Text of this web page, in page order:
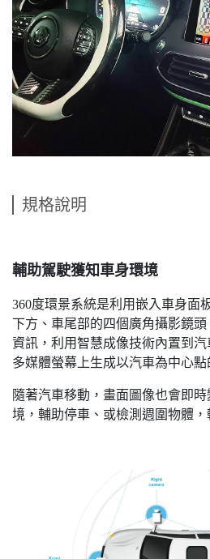
規格說明
輔助駕駛獲知車身環境
360度環景系統是利用嵌入車身面
下方、車尾部的四個廣角攝影鏡
資訊，利用智慧成像技術內置到
多媒體螢幕上生成以汽車為中心點
隨著汽車移動，畫面圖像也會即
境，輔助停車、或檢測週圍物體，